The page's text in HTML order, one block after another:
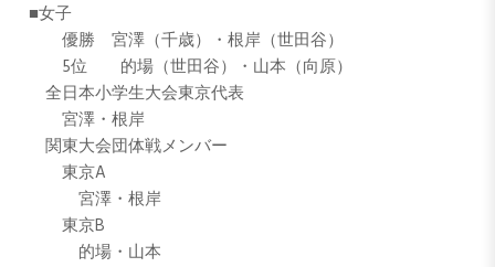
■女子
優勝 宮澤（千歳）・根岸（世田谷）
5位 的場（世田谷）・山本（向原）
全日本小学生大会東京代表
宮澤・根岸
関東大会団体戦メンバー
東京A
宮澤・根岸
東京B
的場・山本